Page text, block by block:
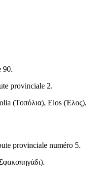
90.
provinciale 2.
(Τοπόλια), Elos (Έλος),
provinciale numéro 5.
).